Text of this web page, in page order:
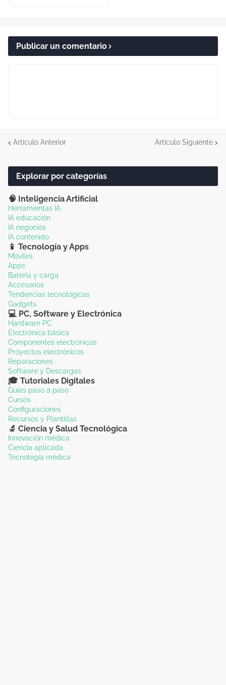
Publicar un comentario
Artículo Anterior Artículo Siguiente
Explorar por categorías
🧠 Inteligencia Artificial
Herramientas IA
IA educación
IA negocios
IA contenido
📱 Tecnología y Apps
Móviles
Apps
Batería y carga
Accesorios
Tendencias tecnológicas
Gadgets
💻 PC, Software y Electrónica
Hardware PC
Electrónica básica
Componentes electrónicos
Proyectos electrónicos
Reparaciones
Software y Descargas
🎓 Tutoriales Digitales
Guías paso a paso
Cursos
Configuraciones
Recursos y Plantillas
🔬 Ciencia y Salud Tecnológica
Innovación médica
Ciencia aplicada
Tecnología médica